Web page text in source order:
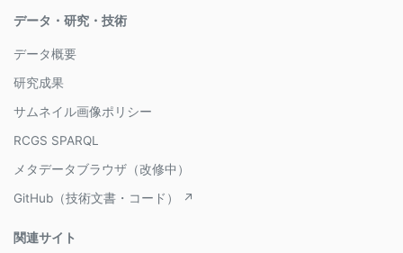
データ・研究・技術
データ概要
研究成果
サムネイル画像ポリシー
RCGS SPARQL
メタデータブラウザ（改修中）
GitHub（技術文書・コード） ↗
関連サイト